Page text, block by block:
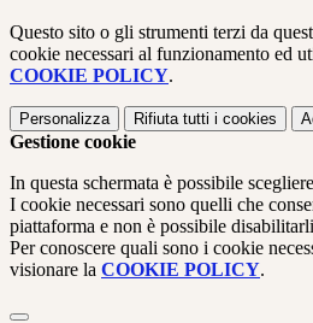
Questo sito o gli strumenti terzi da
cookie necessari al funzionamento ed
COOKIE POLICY.
Personalizza Rifiuta tutti i cookies
Gestione cookie
In questa schermata è possibile
I cookie necessari sono quelli che
piattaforma e non è possibile
Per conoscere quali sono i cookie
visionare la COOKIE POLICY.